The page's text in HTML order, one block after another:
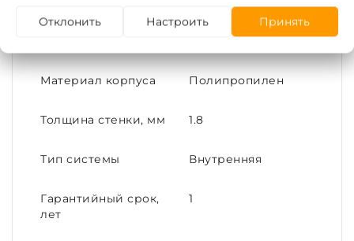
температура
Материал корпуса Полипропилен
Толщина стенки, мм 1.8
Тип системы Внутренняя
Гарантийный срок,
лет
1
Отклонить Настроить Принять